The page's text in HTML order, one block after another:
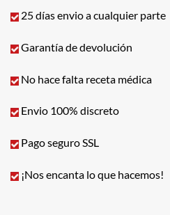
25 días envio a cualquier parte
Garantía de devolución
No hace falta receta médica
Envio 100% discreto
Pago seguro SSL
¡Nos encanta lo que hacemos!